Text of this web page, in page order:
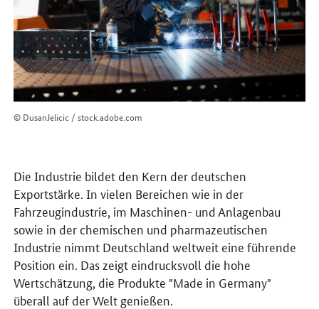
© DusanJelicic / stock.adobe.com
Die Industrie bildet den Kern der deutschen
Exportstärke. In vielen Bereichen wie in der
Fahrzeugindustrie, im Maschinen- und Anlagenbau
sowie in der chemischen und pharmazeutischen
Industrie nimmt Deutschland weltweit eine führende
Position ein. Das zeigt eindrucksvoll die hohe
Wertschätzung, die Produkte "Made in Germany"
überall auf der Welt genießen.